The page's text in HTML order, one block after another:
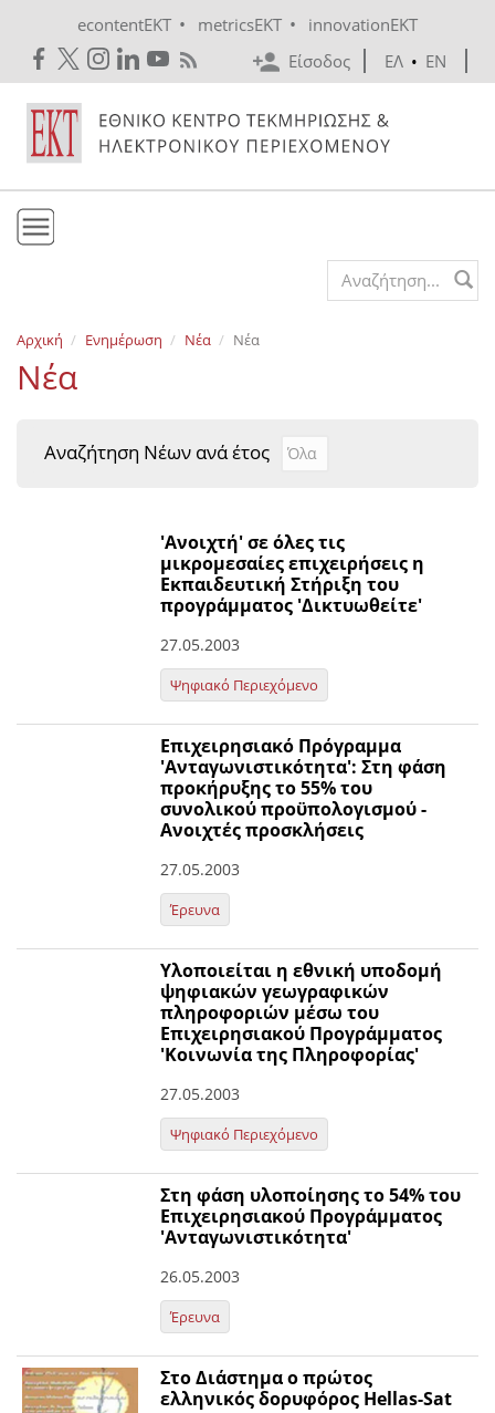
econtentEKT • metricsEKT •
innovationEKT
Είσοδος
ΕΛ • EN
Εκδόσεις
Ενημέρωση
Search form
Αρχική Ενημέρωση Νέα Νέα
Νέα
Αναζήτηση Νέων ανά έτος Αναζήτηση Νέων ανά
Year
'Ανοιχτή' σε όλες τις
μικρομεσαίες επιχειρήσεις η
Εκπαιδευτική Στήριξη του
προγράμματος 'Δικτυωθείτε'
27.05.2003
Ψηφιακό Περιεχόμενο
Επιχειρησιακό Πρόγραμμα
'Ανταγωνιστικότητα': Στη φάση
προκήρυξης το 55% του
συνολικού προϋπολογισμού -
Ανοιχτές προσκλήσεις
27.05.2003
Έρευνα
Υλοποιείται η εθνική υποδομή
ψηφιακών γεωγραφικών
πληροφοριών μέσω του
Επιχειρησιακού Προγράμματος
'Κοινωνία της Πληροφορίας'
27.05.2003
Ψηφιακό Περιεχόμενο
Στη φάση υλοποίησης το 54% του
Επιχειρησιακού Προγράμματος
'Ανταγωνιστικότητα'
26.05.2003
Έρευνα
Στο Διάστημα ο πρώτος
ελληνικός δορυφόρος Hellas-Sat